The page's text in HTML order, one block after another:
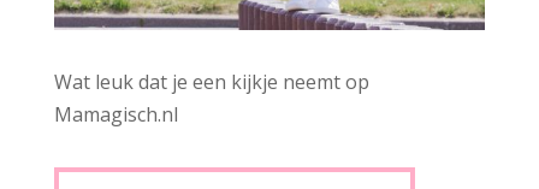
Wat leuk dat je een kijkje neemt op
Mamagisch.nl